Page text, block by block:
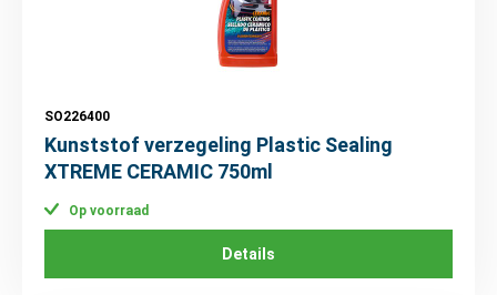
SO226400
Kunststof verzegeling Plastic Sealing
XTREME CERAMIC 750ml
Op voorraad
Details